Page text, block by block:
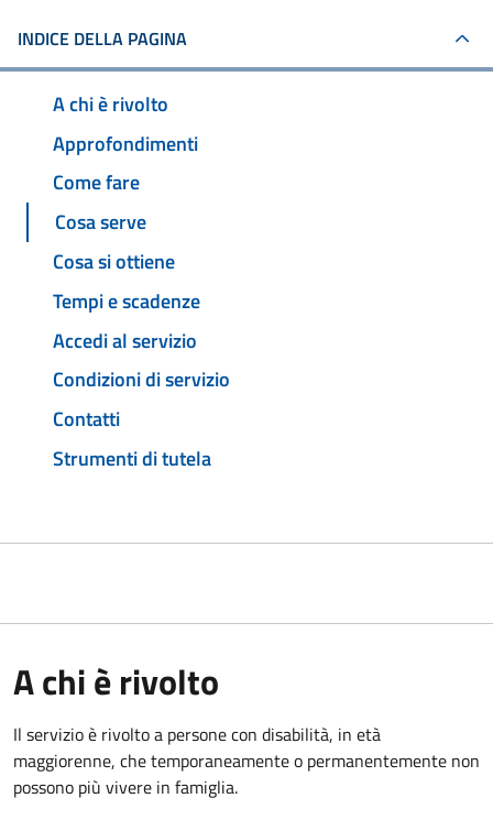
INDICE DELLA PAGINA
A chi è rivolto
Approfondimenti
Come fare
Cosa serve
Cosa si ottiene
Tempi e scadenze
Accedi al servizio
Condizioni di servizio
Contatti
Strumenti di tutela
A chi è rivolto
Il servizio è rivolto a persone con disabilità, in età
maggiorenne, che temporaneamente o permanentemente non
possono più vivere in famiglia.